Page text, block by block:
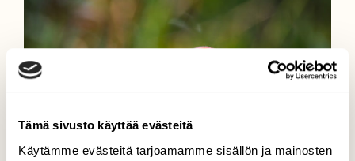
Tämä sivusto käyttää evästeitä
Käytämme evästeitä tarjoamamme sisällön ja mainosten